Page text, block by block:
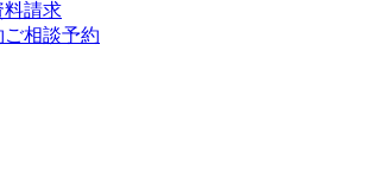
料請求
ご相談予約